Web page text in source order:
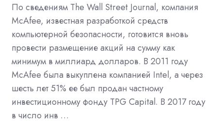
По сведениям The Wall Street Journal, компания
McAfee, известная разработкой средств
компьютерной безопасности, готовится вновь
провести размещение акций на сумму как
минимум в миллиард долларов. В 2011 году
McAfee была выкуплена компанией Intel, а через
шесть лет 51% ее был продан частному
инвестиционному фонду TPG Capital. В 2017 году
в число инв …